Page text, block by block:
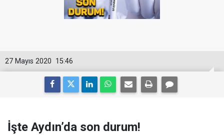
15:46
27 Mayıs 2020
İşte Aydın’da son durum!